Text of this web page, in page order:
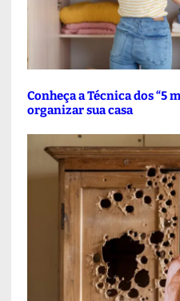
Conheça a Técnica dos “5
organizar sua casa